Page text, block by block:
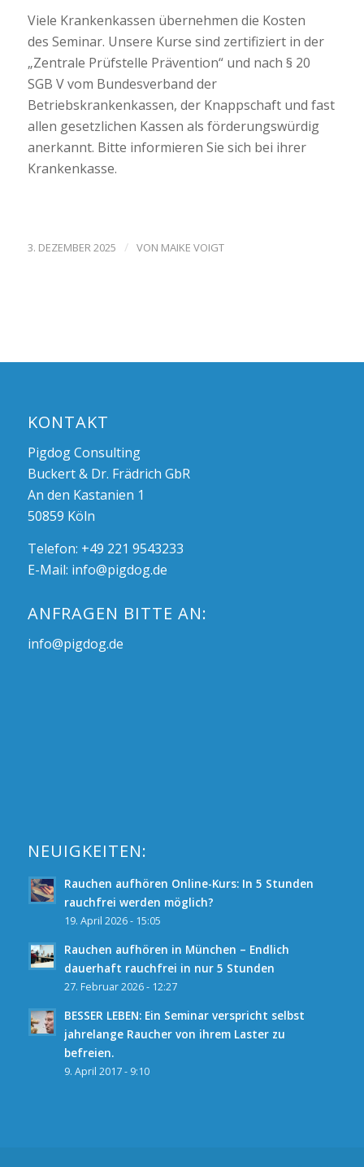
Viele Krankenkassen übernehmen die Kosten
des Seminar. Unsere Kurse sind zertifiziert in der
„Zentrale Prüfstelle Prävention“ und nach § 20
SGB V vom Bundesverband der
Betriebskrankenkassen, der Knappschaft und fast
allen gesetzlichen Kassen als förderungswürdig
anerkannt. Bitte informieren Sie sich bei ihrer
Krankenkasse.
3. DEZEMBER 2025 / VON MAIKE VOIGT
KONTAKT
Pigdog Consulting
Buckert & Dr. Frädrich GbR
An den Kastanien 1
50859 Köln
Telefon: +49 221 9543233
E-Mail: info@pigdog.de
ANFRAGEN BITTE AN:
info@pigdog.de
NEUIGKEITEN:
Rauchen aufhören Online-Kurs: In 5 Stunden
rauchfrei werden möglich?
19. April 2026 - 15:05
Rauchen aufhören in München – Endlich
dauerhaft rauchfrei in nur 5 Stunden
27. Februar 2026 - 12:27
BESSER LEBEN: Ein Seminar verspricht selbst
jahrelange Raucher von ihrem Laster zu
befreien.
9. April 2017 - 9:10